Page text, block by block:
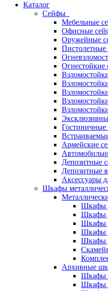
Каталог
Сейфы
Мебельные
Офисные
Оружейные
Огнестойкие
Армейские
Депозитные
Депозитные
Аксессуары
Шкафы
Шкафы
Шкафы
Шкафы
Шкафы
Шкафы
Архивные
Шкафы